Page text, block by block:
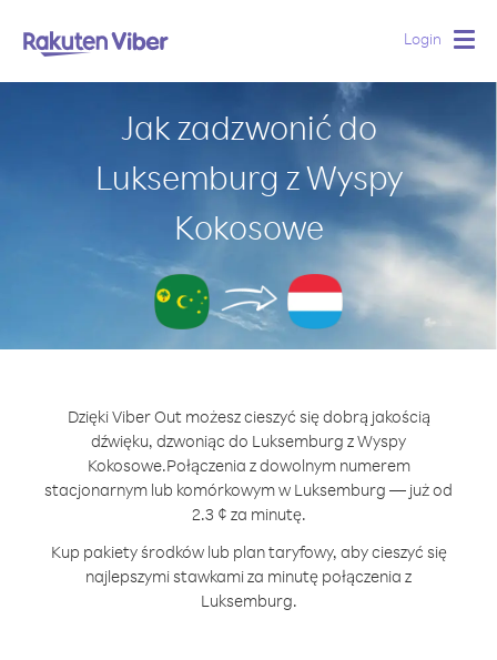
Login
Jak zadzwonić do
Luksemburg z Wyspy
Kokosowe
Dzięki Viber Out możesz cieszyć się dobrą jakością
dźwięku, dzwoniąc do Luksemburg z Wyspy
Kokosowe.Połączenia z dowolnym numerem
stacjonarnym lub komórkowym w Luksemburg — już od
2.3 ¢ za minutę.
Kup pakiety środków lub plan taryfowy, aby cieszyć się
najlepszymi stawkami za minutę połączenia z
Luksemburg.